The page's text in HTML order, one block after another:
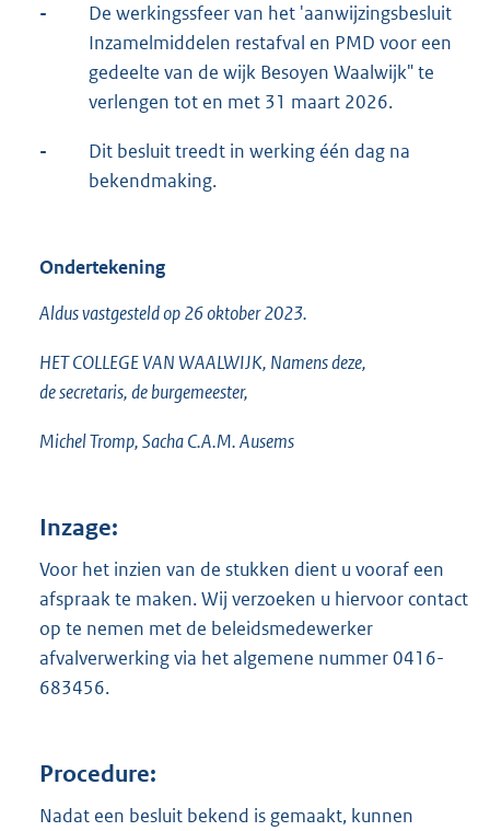
-
De werkingssfeer van het 'aanwijzingsbesluit
Inzamelmiddelen restafval en PMD voor een
gedeelte van de wijk Besoyen Waalwijk" te
verlengen tot en met 31 maart 2026.
-
Dit besluit treedt in werking één dag na
bekendmaking.
Ondertekening
Aldus vastgesteld op 26 oktober 2023.
HET COLLEGE VAN WAALWIJK, Namens deze,
de secretaris, de burgemeester,
Michel Tromp, Sacha C.A.M. Ausems
Inzage:
Voor het inzien van de stukken dient u vooraf een
afspraak te maken. Wij verzoeken u hiervoor contact
op te nemen met de beleidsmedewerker
afvalverwerking via het algemene nummer 0416-
683456.
Procedure:
Nadat een besluit bekend is gemaakt, kunnen